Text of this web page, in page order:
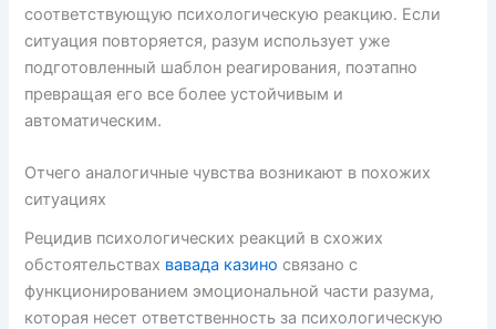
соответствующую психологическую реакцию. Если
ситуация повторяется, разум использует уже
подготовленный шаблон реагирования, поэтапно
превращая его все более устойчивым и
автоматическим.
Отчего аналогичные чувства возникают в похожих
ситуациях
Рецидив психологических реакций в схожих
обстоятельствах вавада казино связано с
функционированием эмоциональной части разума,
которая несет ответственность за психологическую